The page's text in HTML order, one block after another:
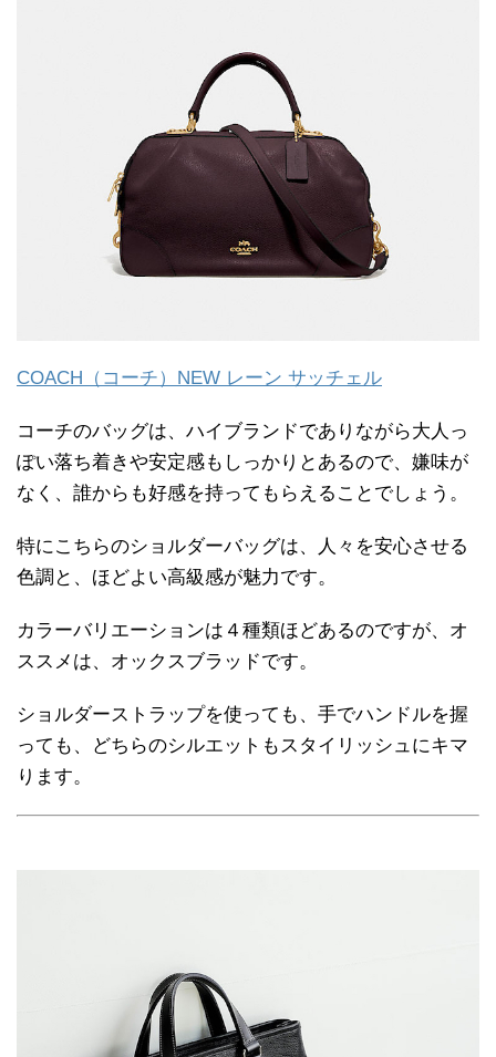
COACH（コーチ）NEW レーン サッチェル
コーチのバッグは、ハイブランドでありながら大人っ
ぽい落ち着きや安定感もしっかりとあるので、嫌味が
なく、誰からも好感を持ってもらえることでしょう。
特にこちらのショルダーバッグは、人々を安心させる
色調と、ほどよい高級感が魅力です。
カラーバリエーションは４種類ほどあるのですが、オ
ススメは、オックスブラッドです。
ショルダーストラップを使っても、手でハンドルを握
っても、どちらのシルエットもスタイリッシュにキマ
ります。